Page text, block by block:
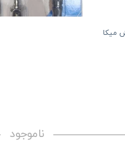
میکا
ناموجود